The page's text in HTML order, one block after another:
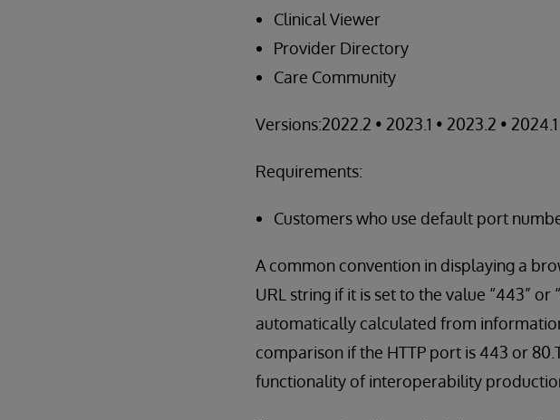
Clinical Viewer
Provider Directory
Care Community
Versions:2022.2 • 2023.1 • 2023.2 • 2024.1
Requirements:
Customers who use default port
A common convention in displaying a
URL string if it is set to the value “443”
automatically calculated from
comparison if the HTTP port is 443 or
functionality of interoperability